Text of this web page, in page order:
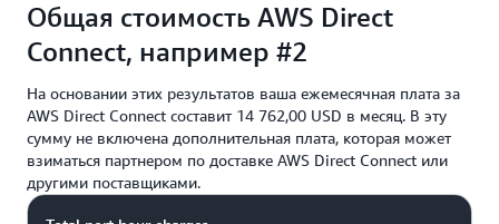
Общая стоимость AWS Direct
Connect, например #2
На основании этих результатов ваша ежемесячная плата за
AWS Direct Connect составит 14 762,00 USD в месяц. В эту
сумму не включена дополнительная плата, которая может
взиматься партнером по доставке AWS Direct Connect или
другими поставщиками.